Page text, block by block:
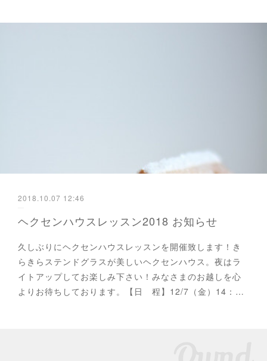
2018.10.07 12:46
ヘクセンハウスレッスン2018 お知らせ
久しぶりにヘクセンハウスレッスンを開催致します！き
らきらステンドグラスが美しいヘクセンハウス。夜はラ
イトアップしてお楽しみ下さい！みなさまのお越しを心
よりお待ちしております。【日 程】12/7（金）14：…